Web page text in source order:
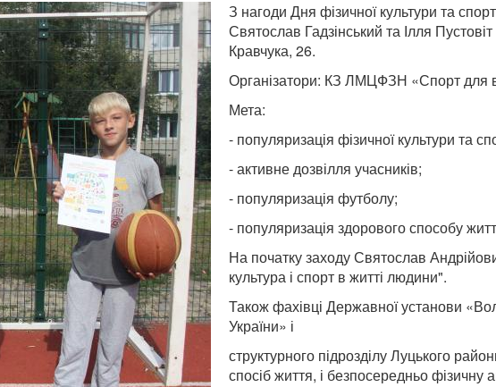
З нагоди Дня фізичної культури та
Святослав Гадзінський та Ілля
Кравчука, 26.
Організатори: КЗ ЛМЦФЗН «Спорт для
Мета:
- популяризація фізичної культури та
- активне дозвілля учасників;
- популяризація футболу;
- популяризація здорового способу
На початку заходу Святослав
культура і спорт в житті людини".
Також фахівці Державної установи
України» і
структурного підрозділу Луцького
спосіб життя, і безпосередньо фізичну